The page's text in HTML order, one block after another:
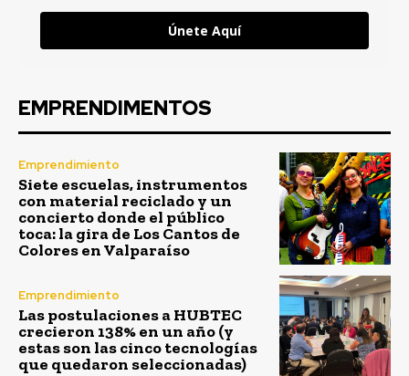
Únete Aquí
EMPRENDIMENTOS
Emprendimiento
Siete escuelas, instrumentos
con material reciclado y un
concierto donde el público
toca: la gira de Los Cantos de
Colores en Valparaíso
Emprendimiento
Las postulaciones a HUBTEC
crecieron 138% en un año (y
estas son las cinco tecnologías
que quedaron seleccionadas)